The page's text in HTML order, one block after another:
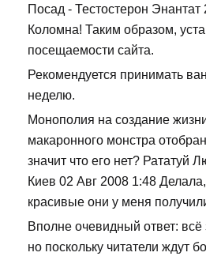
Посад - Тестостерон Энантат
Коломна! Таким образом,
посещаемости сайта.
Рекомендуется принимать
неделю.
Монополия на создание
макаронного монстра
значит что его нет? Рататуй
Киев 02 Авг 2008 1:48
красивые они у меня
Вполне очевидный ответ: всё
но поскольку читатели ждут